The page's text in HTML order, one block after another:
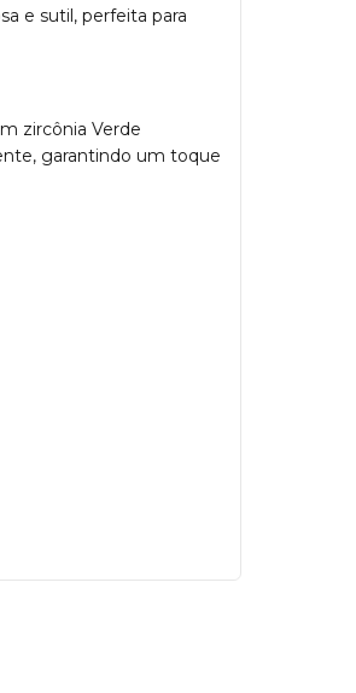
e sutil, perfeita para
zircônia Verde
garantindo um toque